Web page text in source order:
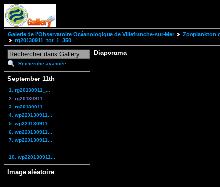
Galerie de l'Observatoire Océanologique de Villefranche-sur-Mer
Zooplankton
rg20130911_tot_1_350
Recherche avancée
September 11th
1. rg20130911_...
2. rg20130911_...
3. rg20130911_...
4. wp220130911...
5. wp220130911...
6. wp220130911...
7. wp220130911...
10. wp220130911...
Image aléatoire
Diaporama